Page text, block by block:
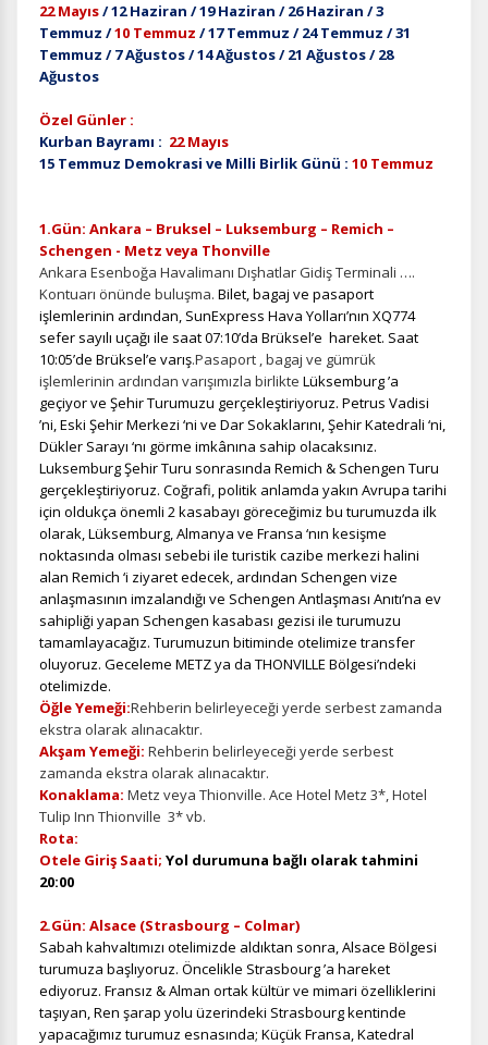
22 Mayıs/ 12 Haziran / 19 Haziran / 26 Haziran / 3
Temmuz /10 Temmuz / 17 Temmuz / 24 Temmuz / 31
Temmuz / 7 Ağustos / 14 Ağustos / 21 Ağustos / 28
Ağustos
Özel Günler :
Kurban Bayramı : 22 Mayıs
15 Temmuz Demokrasi ve Milli Birlik Günü : 10 Temmuz
1.Gün: Ankara – Bruksel – Luksemburg – Remich –
Schengen - Metz veya Thonville
Ankara Esenboğa Havalimanı Dışhatlar Gidiş Terminali ….
Kontuarı önünde buluşma. Bilet, bagaj ve pasaport
işlemlerinin ardından, SunExpress Hava Yolları’nın XQ774
sefer sayılı uçağı ile saat 07:10’da Brüksel’e hareket. Saat
10:05’de Brüksel’e varış.Pasaport , bagaj ve gümrük
işlemlerinin ardından varışımızla birlikte Lüksemburg ’a
geçiyor ve Şehir Turumuzu gerçekleştiriyoruz. Petrus Vadisi
’ni, Eski Şehir Merkezi ‘ni ve Dar Sokaklarını, Şehir Katedrali ‘ni,
Dükler Sarayı ‘nı görme imkânına sahip olacaksınız.
Luksemburg Şehir Turu sonrasında Remich & Schengen Turu
gerçekleştiriyoruz. Coğrafi, politik anlamda yakın Avrupa tarihi
için oldukça önemli 2 kasabayı göreceğimiz bu turumuzda ilk
olarak, Lüksemburg, Almanya ve Fransa ‘nın kesişme
noktasında olması sebebi ile turistik cazibe merkezi halini
alan Remich ‘i ziyaret edecek, ardından Schengen vize
anlaşmasının imzalandığı ve Schengen Antlaşması Anıtı’na ev
sahipliği yapan Schengen kasabası gezisi ile turumuzu
tamamlayacağız. Turumuzun bitiminde otelimize transfer
oluyoruz. Geceleme METZ ya da THONVILLE Bölgesi’ndeki
otelimizde.
Öğle Yemeği:Rehberin belirleyeceği yerde serbest zamanda
ekstra olarak alınacaktır.
Akşam Yemeği: Rehberin belirleyeceği yerde serbest
zamanda ekstra olarak alınacaktır.
Konaklama: Metz veya Thionville. Ace Hotel Metz 3*, Hotel
Tulip Inn Thionville 3* vb.
Rota:
Otele Giriş Saati; Yol durumuna bağlı olarak tahmini
20:00
2.Gün: Alsace (Strasbourg – Colmar)
Sabah kahvaltımızı otelimizde aldıktan sonra, Alsace Bölgesi
turumuza başlıyoruz. Öncelikle Strasbourg ’a hareket
ediyoruz. Fransız & Alman ortak kültür ve mimari özelliklerini
taşıyan, Ren şarap yolu üzerindeki Strasbourg kentinde
yapacağımız turumuz esnasında; Küçük Fransa, Katedral